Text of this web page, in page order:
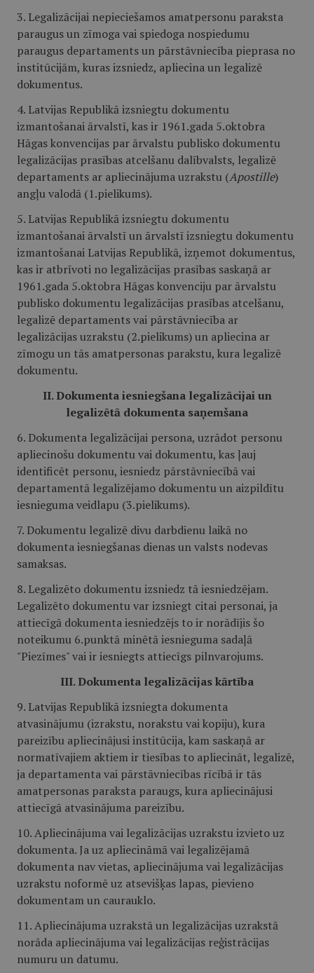
3. Legalizācijai nepieciešamos amatpersonu paraksta
paraugus un zīmoga vai spiedoga nospiedumu
paraugus departaments un pārstāvniecība pieprasa no
institūcijām, kuras izsniedz, apliecina un legalizē
dokumentus.
4. Latvijas Republikā izsniegtu dokumentu
izmantošanai ārvalstī, kas ir 1961.gada 5.oktobra
Hāgas konvencijas par ārvalstu publisko dokumentu
legalizācijas prasības atcelšanu dalībvalsts, legalizē
departaments ar apliecinājuma uzrakstu (Apostille)
angļu valodā (1.pielikums).
5. Latvijas Republikā izsniegtu dokumentu
izmantošanai ārvalstī un ārvalstī izsniegtu dokumentu
izmantošanai Latvijas Republikā, izņemot dokumentus,
kas ir atbrīvoti no legalizācijas prasības saskaņā ar
1961.gada 5.oktobra Hāgas konvenciju par ārvalstu
publisko dokumentu legalizācijas prasības atcelšanu,
legalizē departaments vai pārstāvniecība ar
legalizācijas uzrakstu (2.pielikums) un apliecina ar
zīmogu un tās amatpersonas parakstu, kura legalizē
dokumentu.
II. Dokumenta iesniegšana legalizācijai un
legalizētā dokumenta saņemšana
6. Dokumenta legalizācijai persona, uzrādot personu
apliecinošu dokumentu vai dokumentu, kas ļauj
identificēt personu, iesniedz pārstāvniecībā vai
departamentā legalizējamo dokumentu un aizpildītu
iesnieguma veidlapu (3.pielikums).
7. Dokumentu legalizē divu darbdienu laikā no
dokumenta iesniegšanas dienas un valsts nodevas
samaksas.
8. Legalizēto dokumentu izsniedz tā iesniedzējam.
Legalizēto dokumentu var izsniegt citai personai, ja
attiecīgā dokumenta iesniedzējs to ir norādījis šo
noteikumu 6.punktā minētā iesnieguma sadaļā
"Piezīmes" vai ir iesniegts attiecīgs pilnvarojums.
III. Dokumenta legalizācijas kārtība
9. Latvijas Republikā izsniegta dokumenta
atvasinājumu (izrakstu, norakstu vai kopiju), kura
pareizību apliecinājusi institūcija, kam saskaņā ar
normatīvajiem aktiem ir tiesības to apliecināt, legalizē,
ja departamenta vai pārstāvniecības rīcībā ir tās
amatpersonas paraksta paraugs, kura apliecinājusi
attiecīgā atvasinājuma pareizību.
10. Apliecinājuma vai legalizācijas uzrakstu izvieto uz
dokumenta. Ja uz apliecināmā vai legalizējamā
dokumenta nav vietas, apliecinājuma vai legalizācijas
uzrakstu noformē uz atsevišķas lapas, pievieno
dokumentam un caurauklo.
11. Apliecinājuma uzrakstā un legalizācijas uzrakstā
norāda apliecinājuma vai legalizācijas reģistrācijas
numuru un datumu.